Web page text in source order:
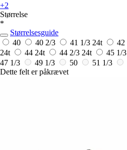
+2
Størrelse
*
Størrelsesguide
40
40 2/3 41 1/3 24t 42
24t
44 24t 44 2/3 24t 45 1/3
47 1/3
49 1/3 50 51 1/3
Dette felt er påkrævet